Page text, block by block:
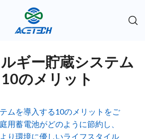
ギー貯蔵システム
のメリット
ムを導入する10のメリットをご
用蓄電池がどのように節約し、
り環境に優しいライフスタイル